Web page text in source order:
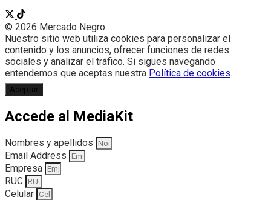
© 2026 Mercado Negro
Nuestro sitio web utiliza cookies para personalizar el
contenido y los anuncios, ofrecer funciones de redes
sociales y analizar el tráfico. Si sigues navegando
entendemos que aceptas nuestra Política de cookies.
Aceptar
Accede al MediaKit
Nombres y apellidos
Email Address
Empresa
RUC
Celular